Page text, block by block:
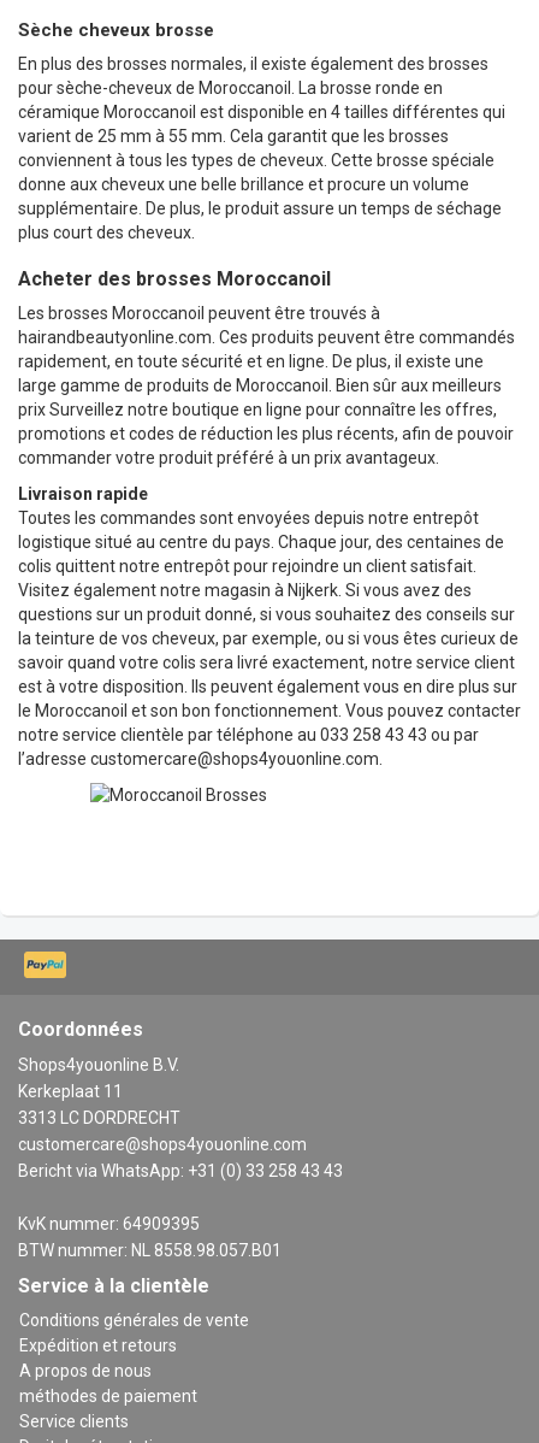
Sèche cheveux brosse
En plus des brosses normales, il existe également des brosses
pour sèche-cheveux de Moroccanoil. La brosse ronde en
céramique Moroccanoil est disponible en 4 tailles différentes qui
varient de 25 mm à 55 mm. Cela garantit que les brosses
conviennent à tous les types de cheveux. Cette brosse spéciale
donne aux cheveux une belle brillance et procure un volume
supplémentaire. De plus, le produit assure un temps de séchage
plus court des cheveux.
Acheter des brosses Moroccanoil
Les brosses Moroccanoil peuvent être trouvés à
hairandbeautyonline.com. Ces produits peuvent être commandés
rapidement, en toute sécurité et en ligne. De plus, il existe une
large gamme de produits de Moroccanoil. Bien sûr aux meilleurs
prix Surveillez notre boutique en ligne pour connaître les offres,
promotions et codes de réduction les plus récents, afin de pouvoir
commander votre produit préféré à un prix avantageux.
Livraison rapide
Toutes les commandes sont envoyées depuis notre entrepôt
logistique situé au centre du pays. Chaque jour, des centaines de
colis quittent notre entrepôt pour rejoindre un client satisfait.
Visitez également notre magasin à Nijkerk. Si vous avez des
questions sur un produit donné, si vous souhaitez des conseils sur
la teinture de vos cheveux, par exemple, ou si vous êtes curieux de
savoir quand votre colis sera livré exactement, notre service client
est à votre disposition. Ils peuvent également vous en dire plus sur
le Moroccanoil et son bon fonctionnement. Vous pouvez contacter
notre service clientèle par téléphone au 033 258 43 43 ou par
l’adresse customercare@shops4youonline.com.
Coordonnées
Shops4youonline B.V.
Kerkeplaat 11
3313 LC DORDRECHT
customercare@shops4youonline.com
Bericht via WhatsApp: +31 (0) 33 258 43 43
KvK nummer: 64909395
BTW nummer: NL 8558.98.057.B01
Service à la clientèle
Conditions générales de vente
Expédition et retours
A propos de nous
méthodes de paiement
Service clients